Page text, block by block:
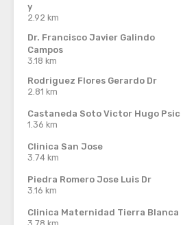
y
2.92 km
Dr. Francisco Javier Galindo
Campos
3.18 km
Rodriguez Flores Gerardo Dr
2.81 km
Castaneda Soto Victor Hugo Psic
1.36 km
Clinica San Jose
3.74 km
Piedra Romero Jose Luis Dr
3.16 km
Clinica Maternidad Tierra Blanca